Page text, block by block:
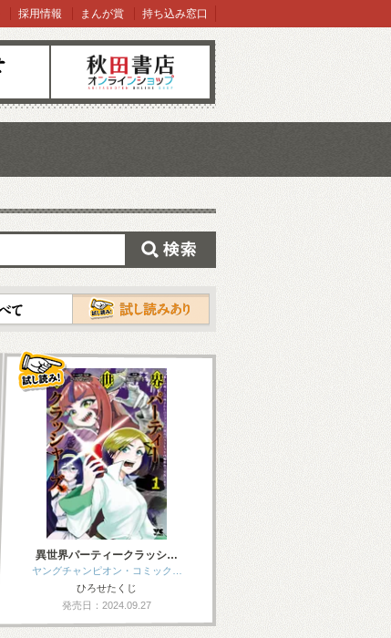
オンラインショップ
採用情報 まんが賞 持ち込み窓口
異世界パーティークラッシ…
ヤングチャンピオン・コミック…
ひろせたくじ
発売日：2024.09.27